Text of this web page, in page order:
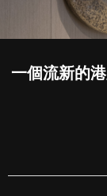
一個流新的